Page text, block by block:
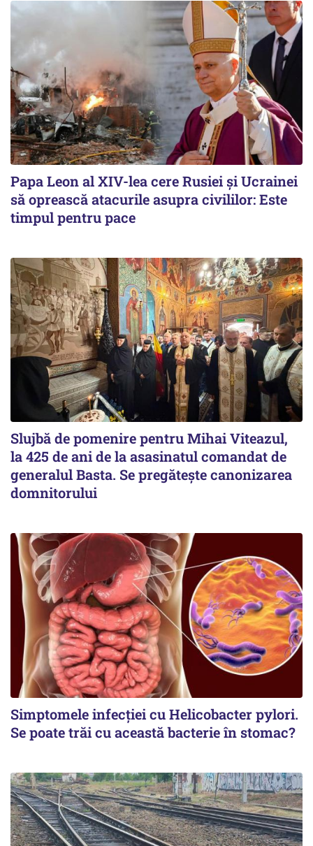
Papa Leon al XIV-lea cere Rusiei și Ucrainei
să oprească atacurile asupra civililor: Este
timpul pentru pace
Slujbă de pomenire pentru Mihai Viteazul,
la 425 de ani de la asasinatul comandat de
generalul Basta. Se pregătește canonizarea
domnitorului
Simptomele infecției cu Helicobacter pylori.
Se poate trăi cu această bacterie în stomac?